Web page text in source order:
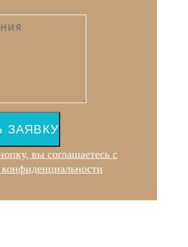
ЗАЯВКУ
вы соглашаетесь с